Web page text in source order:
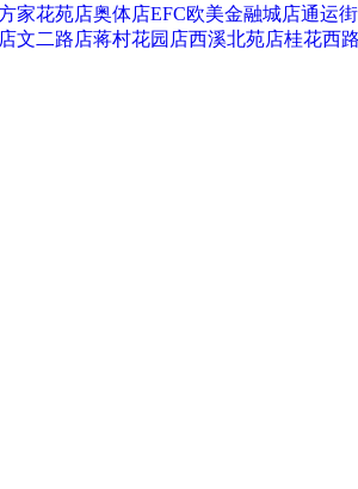
家花苑店奥体店EFC欧美金融城店通运
文二路店蒋村花园店西溪北苑店桂花西